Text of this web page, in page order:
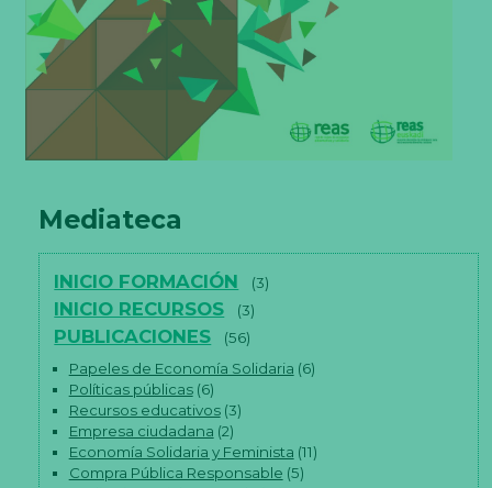
Mediateca
INICIO FORMACIÓN (3)
INICIO RECURSOS (3)
PUBLICACIONES
(56)
Papeles de Economía Solidaria (6)
Políticas públicas(6)
Recursos educativos(3)
Empresa ciudadana (2)
Economía Solidaria y Feminista (11)
Compra Pública Responsable (5)